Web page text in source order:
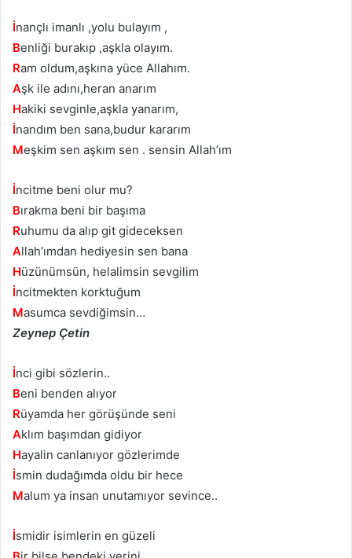
İnançlı imanlı ,yolu bulayım ,
Benliği burakıp ,aşkla olayım.
Ram oldum,aşkına yüce Allahım.
Aşk ile adını,heran anarım
Hakiki sevginle,aşkla yanarım,
İnandım ben sana,budur kararım
Meşkim sen aşkım sen . sensin Allah’ım
İncitme beni olur mu?
Bırakma beni bir başıma
Ruhumu da alıp git gideceksen
Allah’ımdan hediyesin sen bana
Hüzünümsün, helalimsin sevgilim
İncitmekten korktuğum
Masumca sevdiğimsin…
Zeynep Çetin
İnci gibi sözlerin..
Beni benden alıyor
Rüyamda her görüşünde seni
Aklım başımdan gidiyor
Hayalin canlanıyor gözlerimde
İsmin dudağımda oldu bir hece
Malum ya insan unutamıyor sevince..
İsmidir isimlerin en güzeli